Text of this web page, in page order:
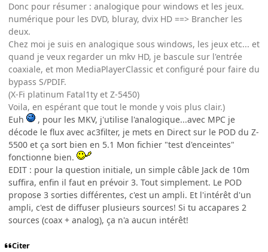
Donc pour résumer : analogique pour windows et les jeux.
numérique pour les DVD, bluray, dvix HD ==> Brancher les
deux.
Chez moi je suis en analogique sous windows, les jeux etc... et
quand je veux regarder un mkv HD, je bascule sur l'entrée
coaxiale, et mon MediaPlayerClassic et configuré pour faire du
bypass S/PDIF.
(X-Fi platinum Fatal1ty et Z-5450)
Voila, en espérant que tout le monde y vois plus clair.)
Euh
, pour les MKV, j'utilise l'analogique...avec MPC je
décode le flux avec ac3filter, je mets en Direct sur le POD du Z-
5500 et ça sort bien en 5.1 Mon fichier "test d'enceintes"
fonctionne bien.
EDIT : pour la question initiale, un simple câble Jack de 10m
suffira, enfin il faut en prévoir 3. Tout simplement. Le POD
propose 3 sorties différentes, c'est un ampli. Et l'intérêt d'un
ampli, c'est de diffuser plusieurs sources! Si tu accapares 2
sources (coax + analog), ça n'a aucun intérêt!
Citer